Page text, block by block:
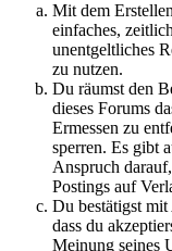
Mit dem
einfaches,
unentgeltliches
zu nutzen.
Du räumst den
dieses Forums
Ermessen zu
sperren. Es gibt
Anspruch
Postings auf
Du bestätigst
dass du
Meinung seines